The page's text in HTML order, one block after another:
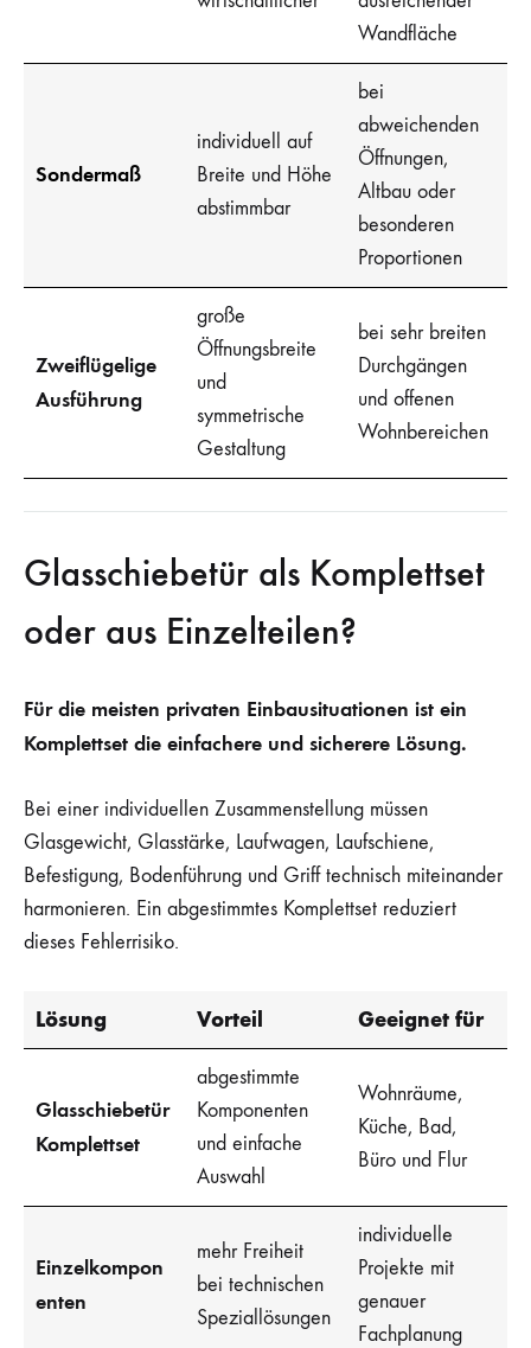
Wandfläche
Sondermaß
individuell auf
Breite und Höhe
abstimmbar
bei
abweichenden
Öffnungen,
Altbau oder
besonderen
Proportionen
Zweiflügelige
Ausführung
große
Öffnungsbreite
und
symmetrische
Gestaltung
bei sehr breiten
Durchgängen
und offenen
Wohnbereichen
Glasschiebetür als Komplettset
oder aus Einzelteilen?
Für die meisten privaten Einbausituationen ist ein
Komplettset die einfachere und sicherere Lösung.
Bei einer individuellen Zusammenstellung müssen
Glasgewicht, Glasstärke, Laufwagen, Laufschiene,
Befestigung, Bodenführung und Griff technisch miteinander
harmonieren. Ein abgestimmtes Komplettset reduziert
dieses Fehlerrisiko.
Lösung Vorteil Geeignet für
Glasschiebetür
Komplettset
abgestimmte
Komponenten
und einfache
Auswahl
Wohnräume,
Küche, Bad,
Büro und Flur
Einzelkompon
enten
mehr Freiheit
bei technischen
Speziallösungen
individuelle
Projekte mit
genauer
Fachplanung